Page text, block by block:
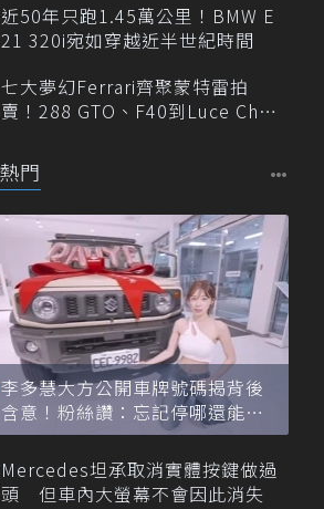
近50年只跑1.45萬公里！BMW E
21 320i宛如穿越近半世紀時間
七大夢幻Ferrari齊聚蒙特雷拍
賣！288 GTO、F40到Luce Cha
門
李多慧大方公開車牌號碼揭背後
含意！粉絲讚：忘記停哪還能幫
忙找車
Mercedes坦承取消實體按鍵做過
頭 但車內大螢幕不會因此消失